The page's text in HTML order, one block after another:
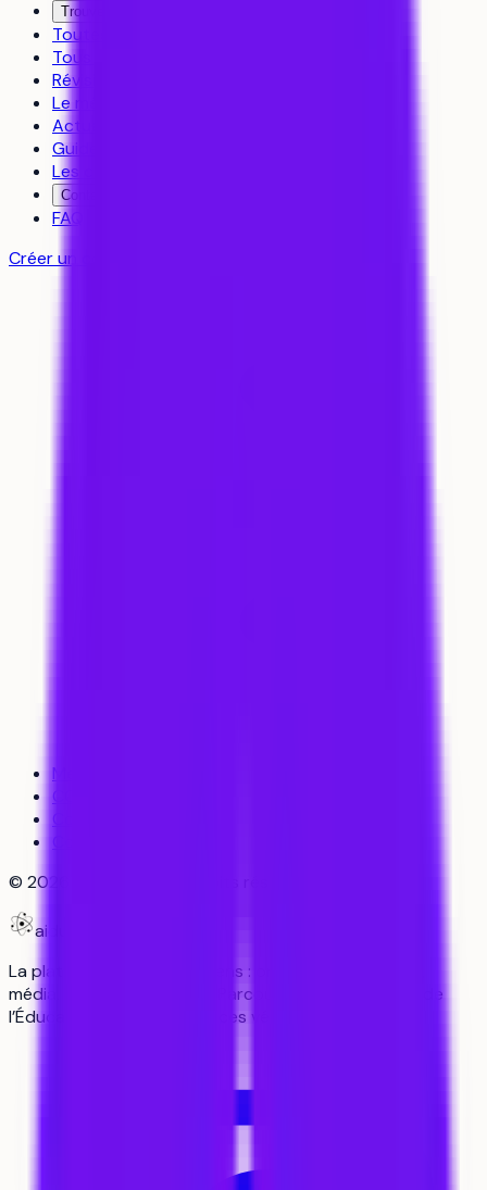
Trouver un coach
Toutes les formations
Tous les établissements
Révisions
Le média
Actualités
Guides
Les classements
Contact
FAQ
Créer un compte gratuit
Mentions légales
CGU
© 2026
aiduka
La plateforme n°1 des lycéens : orientation, révisions,
média. Données officielles Parcoursup, programmes de
l’Éducation nationale, sources vérifiées.